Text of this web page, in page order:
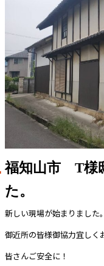
福知山市 T様
た。
新しい現場が始まりました。
御近所の皆様御協力宜しく
皆さんご安全に！